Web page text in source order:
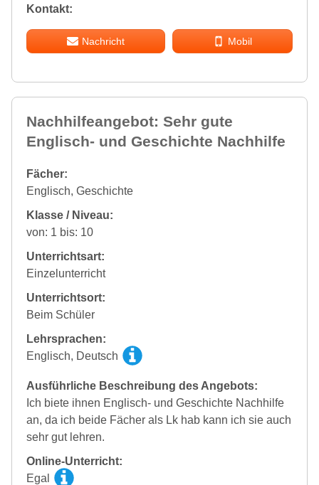
Kontakt:
Nachricht Mobil
Nachhilfeangebot: Sehr gute
Englisch- und Geschichte Nachhilfe
Fächer:
Englisch, Geschichte
Klasse / Niveau:
von: 1 bis: 10
Unterrichtsart:
Einzelunterricht
Unterrichtsort:
Beim Schüler
Lehrsprachen:
Englisch, Deutsch
Ausführliche Beschreibung des Angebots:
Ich biete ihnen Englisch- und Geschichte Nachhilfe
an, da ich beide Fächer als Lk hab kann ich sie auch
sehr gut lehren.
Online-Unterricht:
Egal